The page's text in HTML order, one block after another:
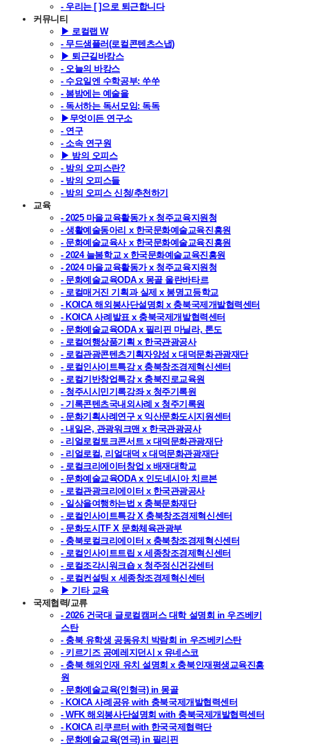
- 우리는 [ ]으로 퇴근합니다
커뮤니티
▶ 로컬랩 W
- 무드샘플러(로컬콘텐츠스냅)
▶ 퇴근길바캉스
- 오늘의 바캉스
- 수요일엔 수학공부: 쑤쑤
- 봄밤에는 예술을
- 독서하는 독서모임: 독독
▶무엇이든 연구소
- 연구
- 소속 연구원
▶ 밤의 오피스
- 밤의 오피스란?
- 밤의 오피스들
- 밤의 오피스 신청/추천하기
교육
- 2025 마을교육활동가 x 청주교육지원청
- 생활예술동아리 x 한국문화예술교육진흥원
- 문화예술교육사 x 한국문화예술교육진흥원
- 2024 늘봄학교 x 한국문화예술교육진흥원
- 2024 마을교육활동가 x 청주교육지원청
- 문화예술교육ODA x 몽골 울란바타르
- 로컬매거진 기획과 실제 x 봉명고등학교
- KOICA 해외봉사단설명회 x 충북국제개발협력센터
- KOICA 사례발표 x 충북국제개발협력센터
- 문화예술교육ODA x 필리핀 마닐라, 톤도
- 로컬여행상품기획 x 한국관광공사
- 로컬관광콘텐츠기획자양성 x 대덕문화관광재단
- 로컬인사이트특강 x 충북창조경제혁신센터
- 로컬기반창업특강 x 충북진로교육원
- 청주시시민기록강좌 x 청주기록원
- 기록콘텐츠국내외사례 x 청주기록원
- 문화기획사례연구 x 익산문화도시지원센터
- 내일은, 관광워크맨 x 한국관광공사
- 리얼로컬토크콘서트 x 대덕문화관광재단
- 리얼로컬, 리얼대덕 x 대덕문화관광재단
- 로컬크리에이터창업 x 배재대학교
- 문화예술교육ODA x 인도네시아 치르본
- 로컬관광크리에이터 x 한국관광공사
- 일상을여행하는법 x 충북문화재단
- 로컬인사이트특강 X 충북창조경제혁신센터
- 문화도시TF X 문화체육관광부
- 충북로컬크리에이터 x 충북창조경제혁신센터
- 로컬인사이트트립 x 세종창조경제혁신센터
- 로컬조각시워크숍 x 청주정신건강센터
- 로컬컨설팅 x 세종창조경제혁신센터
▶ 기타 교육
국제협력/교류
- 2026 건국대 글로컬캠퍼스 대학 설명회 in 우즈베키
스탄
- 충북 유학생 공동유치 박람회 in 우즈베키스탄
- 키르기즈 공예레지던시 x 유네스코
- 충북 해외인재 유치 설명회 x 충북인재평생교육진흥
원
- 문화예술교육(인형극) in 몽골
- KOICA 사례공유 with 충북국제개발협력센터
- WFK 해외봉사단설명회 with 충북국제개발협력센터
- KOICA 리쿠르터 with 한국국제협력단
- 문화예술교육(연극) in 필리핀